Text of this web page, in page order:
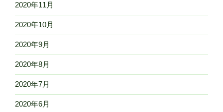
2020年11月
2020年10月
2020年9月
2020年8月
2020年7月
2020年6月